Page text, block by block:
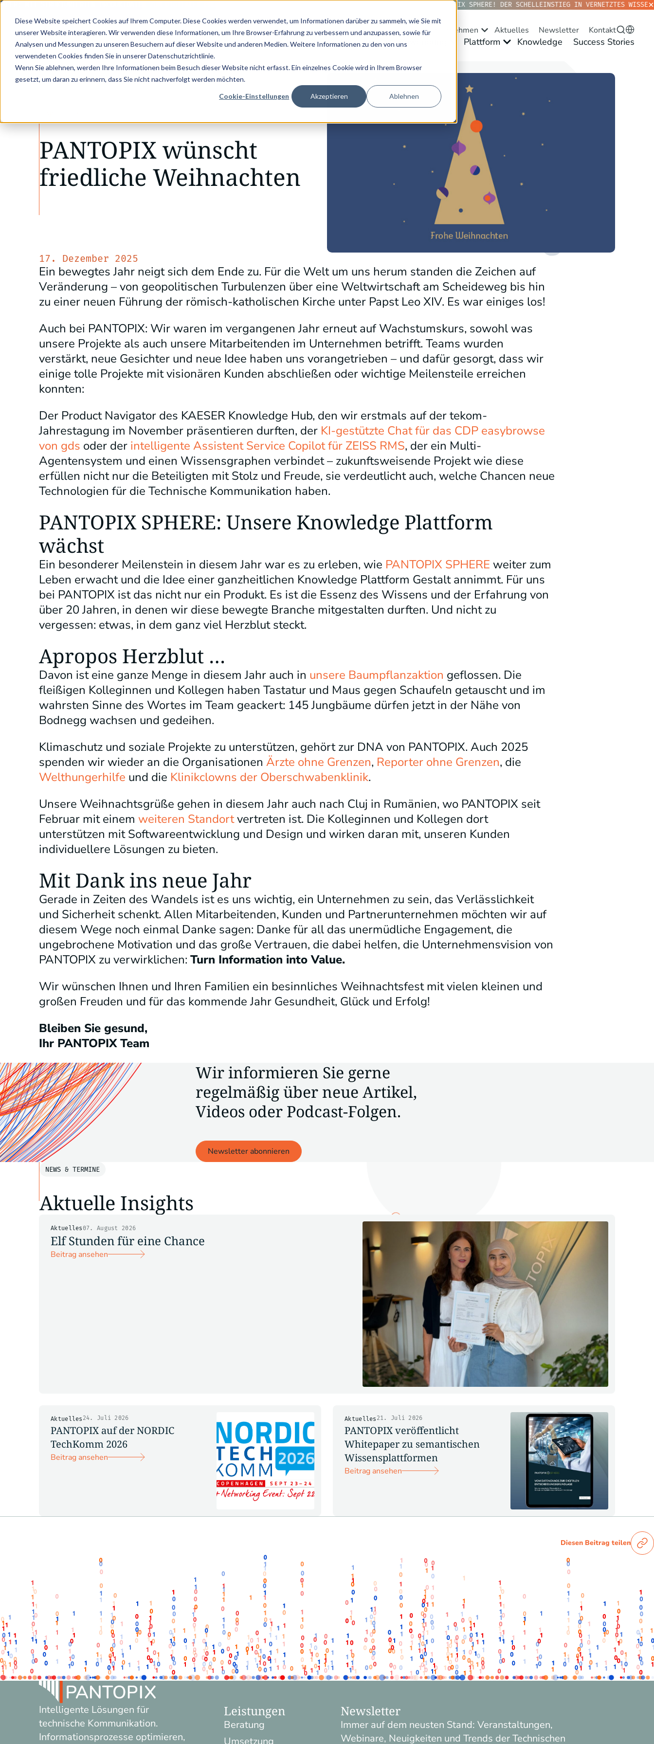
Diese Website speichert Cookies auf Ihrem Computer. Diese Cookies werden verwendet, um Informationen darüber zu sammeln, wie Sie mit
unserer Website interagieren. Wir verwenden diese Informationen, um Ihre Browser-Erfahrung zu verbessern und anzupassen, sowie für
Analysen und Messungen zu unseren Besuchern auf dieser Website und anderen Medien. Weitere Informationen zu den von uns
verwendeten Cookies finden Sie in unserer Datenschutzrichtlinie.
Wenn Sie ablehnen, werden Ihre Informationen beim Besuch dieser Website nicht erfasst. Ein einzelnes Cookie wird in Ihrem Browser
gesetzt, um daran zu erinnern, dass Sie nicht nachverfolgt werden möchten.
Cookie-Einstellungen Akzeptieren Ablehnen
MIT STRUKTURIERTEN PRODUKTDATEN ZUM DIGITALEN PRODUKTPASS - JETZT LESEN! | NEU: DIE GRAPHWISE EDITION VON PANTOPIX SPHERE! DER SCHELLEINSTIEG IN VERNETZTES
Unternehmen Aktuelles Newsletter Kontakt
Beratung Umsetzung Anwendung Plattform Knowledge Success Stories
•Aktuelles• PANTOPIX wünscht friedliche We…
PANTOPIX wünscht
friedliche Weihnachten
17. Dezember 2025
Ein bewegtes Jahr neigt sich dem Ende zu. Für die Welt um uns herum standen die Zeichen auf
Veränderung – von geopolitischen Turbulenzen über eine Weltwirtschaft am Scheideweg bis hin
zu einer neuen Führung der römisch-katholischen Kirche unter Papst Leo XIV. Es war einiges los!
Auch bei PANTOPIX: Wir waren im vergangenen Jahr erneut auf Wachstumskurs, sowohl was
unsere Projekte als auch unsere Mitarbeitenden im Unternehmen betrifft. Teams wurden
verstärkt, neue Gesichter und neue Idee haben uns vorangetrieben – und dafür gesorgt, dass wir
einige tolle Projekte mit visionären Kunden abschließen oder wichtige Meilensteile erreichen
konnten:
Der Product Navigator des KAESER Knowledge Hub, den wir erstmals auf der tekom-
Jahrestagung im November präsentieren durften, der KI-gestützte Chat für das CDP easybrowse
von gds oder der intelligente Assistent Service Copilot für ZEISS RMS, der ein Multi-
Agentensystem und einen Wissensgraphen verbindet – zukunftsweisende Projekt wie diese
erfüllen nicht nur die Beteiligten mit Stolz und Freude, sie verdeutlicht auch, welche Chancen neue
Technologien für die Technische Kommunikation haben.
PANTOPIX SPHERE: Unsere Knowledge Plattform
wächst
Ein besonderer Meilenstein in diesem Jahr war es zu erleben, wie PANTOPIX SPHERE weiter zum
Leben erwacht und die Idee einer ganzheitlichen Knowledge Plattform Gestalt annimmt. Für uns
bei PANTOPIX ist das nicht nur ein Produkt. Es ist die Essenz des Wissens und der Erfahrung von
über 20 Jahren, in denen wir diese bewegte Branche mitgestalten durften. Und nicht zu
vergessen: etwas, in dem ganz viel Herzblut steckt.
Apropos Herzblut …
Davon ist eine ganze Menge in diesem Jahr auch in unsere Baumpflanzaktion geflossen. Die
fleißigen Kolleginnen und Kollegen haben Tastatur und Maus gegen Schaufeln getauscht und im
wahrsten Sinne des Wortes im Team geackert: 145 Jungbäume dürfen jetzt in der Nähe von
Bodnegg wachsen und gedeihen.
Klimaschutz und soziale Projekte zu unterstützen, gehört zur DNA von PANTOPIX. Auch 2025
spenden wir wieder an die Organisationen Ärzte ohne Grenzen, Reporter ohne Grenzen, die
Welthungerhilfe und die Klinikclowns der Oberschwabenklinik.
Unsere Weihnachtsgrüße gehen in diesem Jahr auch nach Cluj in Rumänien, wo PANTOPIX seit
Februar mit einem weiteren Standortvertreten ist. Die Kolleginnen und Kollegen dort
unterstützen mit Softwareentwicklung und Design und wirken daran mit, unseren Kunden
individuellere Lösungen zu bieten.
Mit Dank ins neue Jahr
Gerade in Zeiten des Wandels ist es uns wichtig, ein Unternehmen zu sein, das Verlässlichkeit
und Sicherheit schenkt. Allen Mitarbeitenden, Kunden und Partnerunternehmen möchten wir auf
diesem Wege noch einmal Danke sagen: Danke für all das unermüdliche Engagement, die
ungebrochene Motivation und das große Vertrauen, die dabei helfen, die Unternehmensvision von
PANTOPIX zu verwirklichen: Turn Information into Value.
Wir wünschen Ihnen und Ihren Familien ein besinnliches Weihnachtsfest mit vielen kleinen und
großen Freuden und für das kommende Jahr Gesundheit, Glück und Erfolg!
Bleiben Sie gesund,
Ihr PANTOPIX Team
Wir informieren Sie gerne
regelmäßig über neue Artikel,
Videos oder Podcast-Folgen.
Newsletter abonnieren
NEWS & TERMINE
Aktuelle Insights
Aktuelles 07. August 2026
Elf Stunden für eine Chance
Beitrag ansehen
Aktuelles 24. Juli 2026
PANTOPIX auf der NORDIC
TechKomm 2026
Beitrag ansehen
Aktuelles 21. Juli 2026
PANTOPIX veröffentlicht
Whitepaper zu semantischen
Wissensplattformen
Beitrag ansehen
Diesen Beitrag teilen
Intelligente Lösungen für
technische Kommunikation.
Informationsprozesse optimieren,
Leistungen
Beratung
Newsletter
Immer auf dem neusten Stand: Veranstaltungen,
Webinare, Neuigkeiten und Trends der Technischen